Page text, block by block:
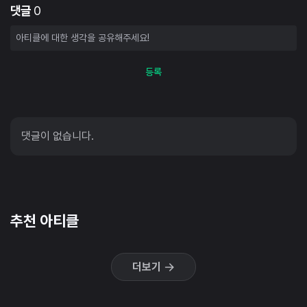
댓글 0
등록
댓글이 없습니다.
추천 아티클
더보기